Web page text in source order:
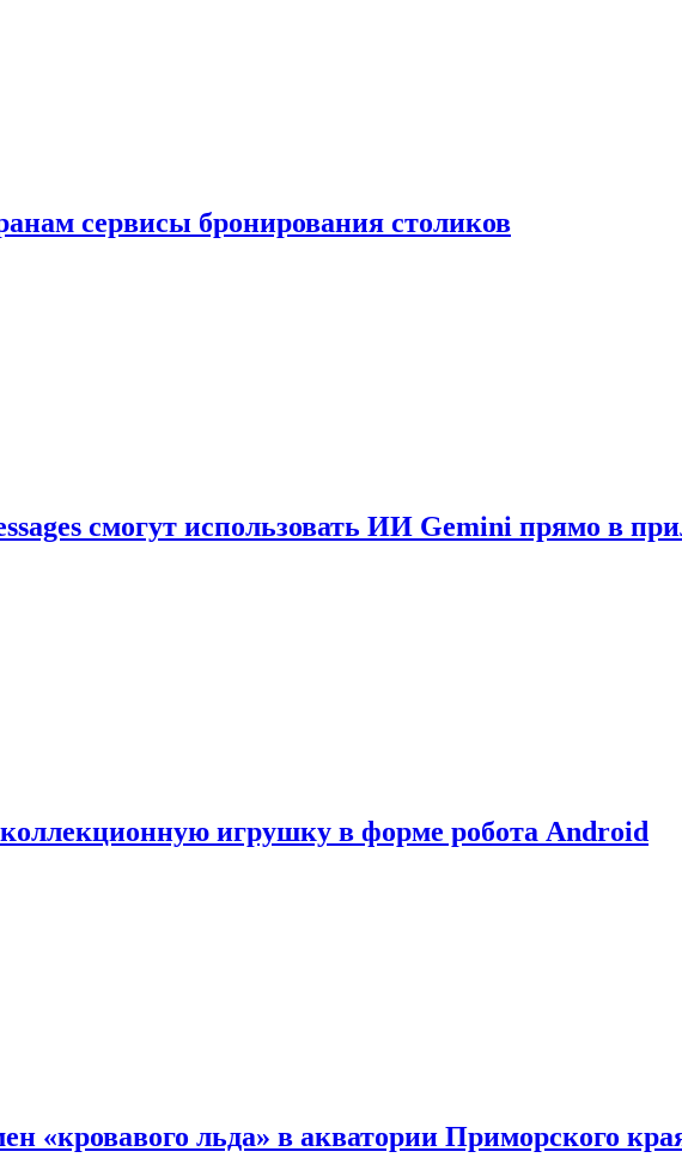
сервисы бронирования столиков
смогут использовать ИИ Gemini прямо в
коллекционную игрушку в форме робота Android
«кровавого льда» в акватории Приморского